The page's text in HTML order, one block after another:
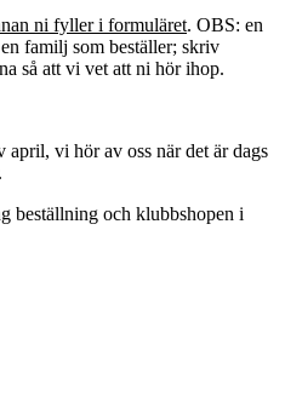
ni fyller i formuläret. OBS: en
familj som beställer; skriv
så att vi vet att ni hör ihop.
april, vi hör av oss när det är dags
beställning och klubbshopen i